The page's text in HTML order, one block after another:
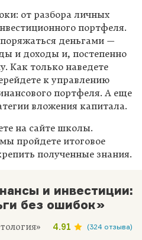
от разбора личных
портфеля.
деньгами —
и доходы и, постепенно
Как только наведете
к управлению
портфеля. А еще
вложения капитала.
на сайте школы.
пройдете итоговое
полученные знания.
и инвестиции:
без ошибок»
4.91 (324 отзыва)